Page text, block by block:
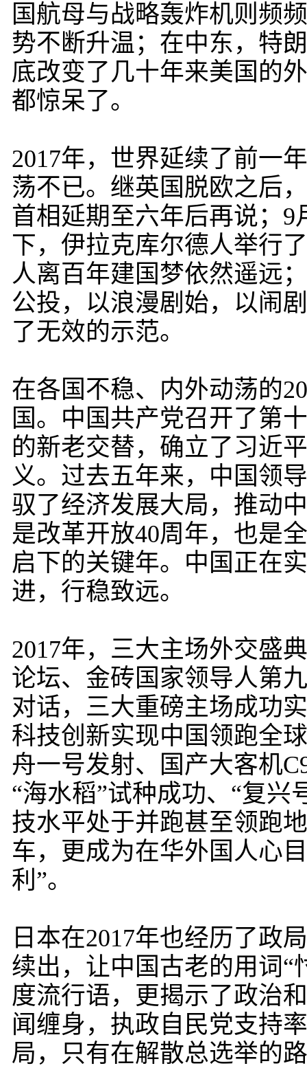
国航母与战略轰炸机则频
势不断升温；在中东，特
底改变了几十年来美国的
都惊呆了。
2017年，世界延续了前一
荡不已。继英国脱欧之后
首相延期至六年后再说；
下，伊拉克库尔德人举行
人离百年建国梦依然遥远
公投，以浪漫剧始，以闹
了无效的示范。
在各国不稳、内外动荡的
国。中国共产党召开了第
的新老交替，确立了习近
义。过去五年来，中国领
驭了经济发展大局，推动
是改革开放40周年，也是
启下的关键年。中国正在
进，行稳致远。
2017年，三大主场外交盛
论坛、金砖国家领导人第
对话，三大重磅主场成功
科技创新实现中国领跑全
舟一号发射、国产大客机
“海水稻”试种成功、“复
技水平处于并跑甚至领跑
车，更成为在华外国人心
利”。
日本在2017年也经历了政
续出，让中国古老的用词“
度流行语，更揭示了政治
闻缠身，执政自民党支持
局，只有在解散总选举的